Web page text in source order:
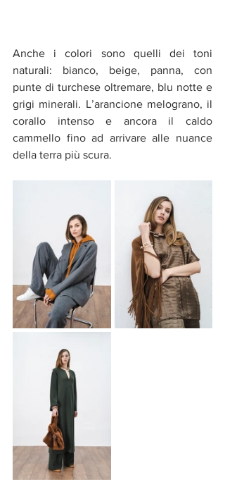
Anche i colori sono quelli dei toni
naturali: bianco, beige, panna, con
punte di turchese oltremare, blu notte e
grigi minerali. L’arancione melograno, il
corallo intenso e ancora il caldo
cammello fino ad arrivare alle nuance
della terra più scura.